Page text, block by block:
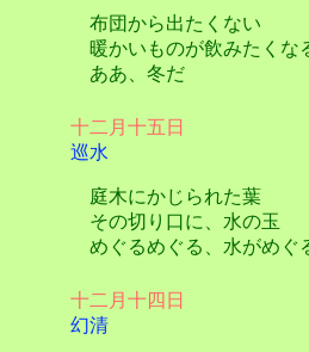
布団から出たくない
暖かいものが飲みたくな
ああ、冬だ
十二月十五日
巡水
庭木にかじられた葉
その切り口に、水の玉
めぐるめぐる、水がめぐ
十二月十四日
幻清